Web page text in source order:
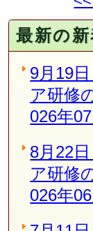
最新の新
9月19
ア研修
026年
8月22
ア研修
026年